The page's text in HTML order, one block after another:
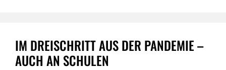
IM DREISCHRITT AUS DER PANDEMIE –
AUCH AN SCHULEN